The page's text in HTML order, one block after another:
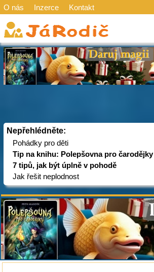
O nás Inzerce Kontakt
Nepřehlédněte:
Pohádky pro děti
Tip na knihu: Polepšovna pro čarodějky
7 tipů, jak být úplně v pohodě
Jak řešit neplodnost